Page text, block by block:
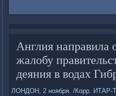
Англия
жалобу
деяния в водах
ЛОНДОН, 2 нοября. /Корр. ИТАР-